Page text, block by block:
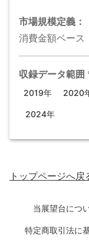
市場規模定義：
消費金額ベース
収録データ範囲
2019年 2020
2024年
トップページへ戻
当展望台につ
特定商取引法に